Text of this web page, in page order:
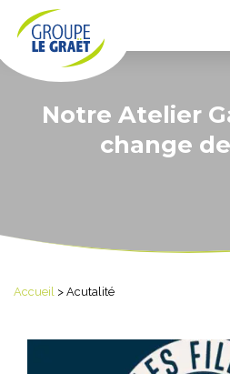
Notre Atelier
change
Accueil > Acutalité